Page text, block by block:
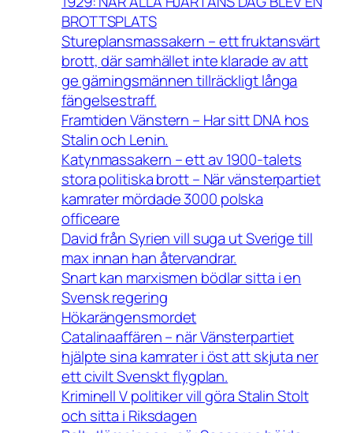
BROTTSPLATS
Stureplansmassakern – ett fruktansvärt
brott, där samhället inte klarade av att
ge gärningsmännen tillräckligt långa
fängelsestraff.
Framtiden Vänstern – Har sitt DNA hos
Stalin och Lenin.
Katynmassakern – ett av 1900-talets
stora politiska brott – När vänsterpartiet
kamrater mördade 3000 polska
officeare
David från Syrien vill suga ut Sverige till
max innan han återvandrar.
Snart kan marxismen bödlar sitta i en
Svensk regering
Hökarängensmordet
Catalinaaffären – när Vänsterpartiet
hjälpte sina kamrater i öst att skjuta ner
ett civilt Svenskt flygplan.
Kriminell V politiker vill göra Stalin Stolt
och sitta i Riksdagen